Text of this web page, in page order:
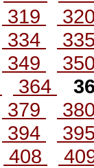
319
334
349
364
379
394
408